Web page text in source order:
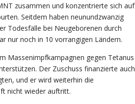
zusammen und konzentrierte sich auf
Seitdem haben neunundzwanzig
Todesfälle bei Neugeborenen durch
nur noch in 10 vorrangigen Ländern.
Massenimpfkampagnen gegen Tetanus
Der Zuschuss finanzierte auch
und er wird weiterhin die
nicht wieder auftritt.